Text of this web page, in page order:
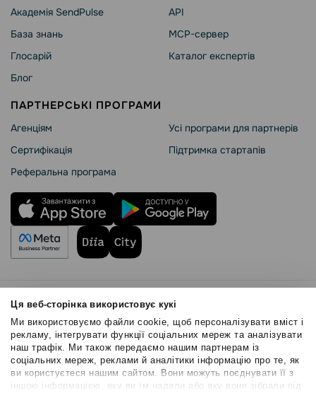
Ця веб-сторінка використовує кукі
Ми використовуємо файли cookie, щоб персоналізувати вміст і
рекламу, інтегрувати функції соціальних мереж та аналізувати
наш трафік. Ми також передаємо нашим партнерам із
соціальних мереж, реклами й аналітики інформацію про те, як
ви користуєтеся нашим сайтом. Вони можуть поєднувати її з
іншою інформацією, яку ви їм надали або яку вони зібрали під
Академія SendPulse
База знань
Глосарій
Блог
API
MCP-сервер
Каталог експертів
ПАРТНЕРСЬКІ ПРОГРАМИ
Агенціям
Сертифікація
Реферальна програма
Усі програми для партнерів
Підтримка стартапів
Правила користування
Політика Cookies
Безпека SendPulse
Політика конфіденційності
© 2015 - 2026. ТОВ «СендПульс». Всі права захищені